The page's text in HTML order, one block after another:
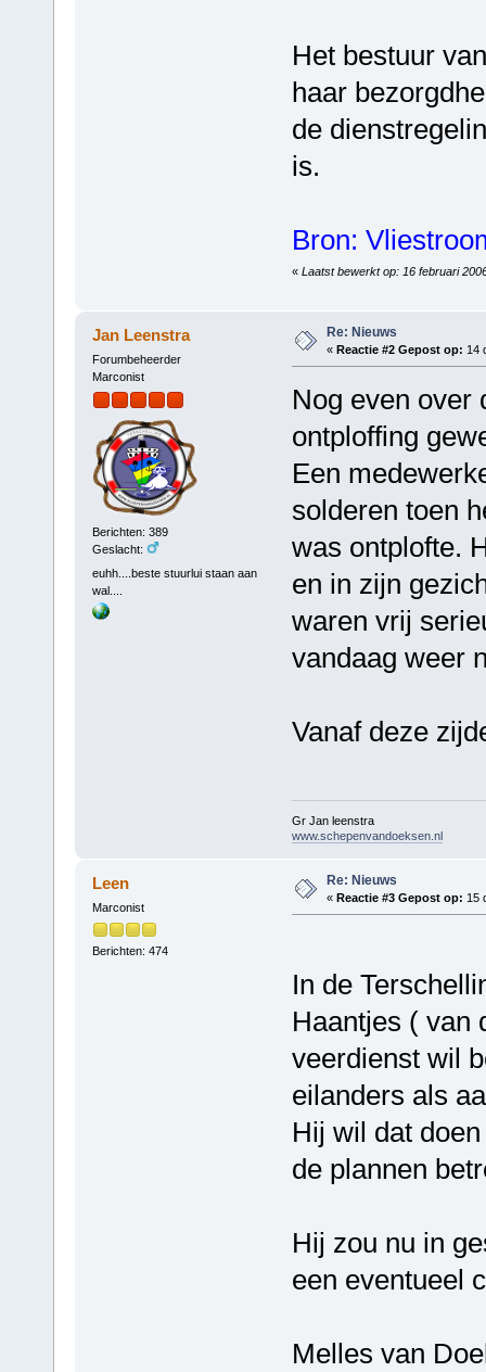
Het bestuur
haar
de
is.
Bron:
« Laatst bewerkt op: 16 februari
Jan Leenstra
Forumbeheerder
Marconist
Berichten: 389
Geslacht:
euhh....beste stuurlui staan aan
wal....
Re: Nieuws
« Reactie #2 Gepost op: 14
Nog even over
ontploffing
Een
solderen toen
was ontplofte.
en in zijn
waren vrij
vandaag weer
Vanaf deze
Gr Jan leenstra
www.schepenvandoeksen.nl
Leen
Marconist
Berichten: 474
Re: Nieuws
« Reactie #3 Gepost op: 15
In de
Haantjes ( van
veerdienst wil
eilanders als
Hij wil dat
de plannen
Hij zou nu in
een eventueel
Melles van